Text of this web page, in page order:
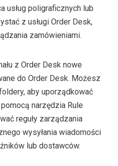
usług poligraficznych lub
z usługi Order Desk,
zamówieniami.
z Order Desk nowe
do Order Desk. Możesz
aby uporządkować
narzędzia Rule
reguły zarządzania
wysyłania wiadomości
lub dostawców.